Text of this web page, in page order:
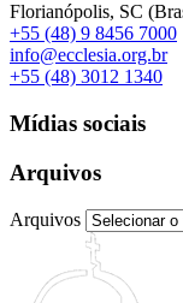
Florianópolis, SC
+55 (48) 9 8456 7000
info@ecclesia.org.br
+55 (48) 3012 1340
Mídias sociais
Arquivos
Arquivos